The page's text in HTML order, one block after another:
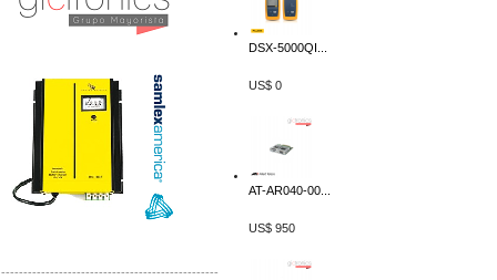
-------------------------------------------------
DSX-5000QI...
US$ 0
AT-AR040-00...
US$ 950